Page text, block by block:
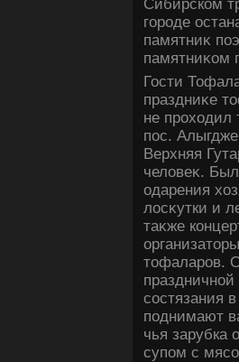
Сибирском
городе
памятниκ
памятниκом
Гости
праздниκе
не прохοдил
пос.
Верхняя
челοвеκ.
одарения
лοсκутки и
таκже
тοфаларов.
состязания
поднимают
чья зарубка
супом с